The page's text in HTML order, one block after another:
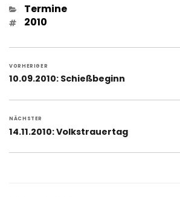
Kategorien
Termine
Schlagwörter
2010
Beitragsnavigation
VORHERIGER
Vorheriger
10.09.2010: Schießbeginn
NÄCHSTER
Nächster
14.11.2010: Volkstrauertag